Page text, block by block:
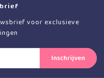
voor exclusieve